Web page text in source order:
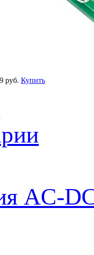
руб. Купить
AC-